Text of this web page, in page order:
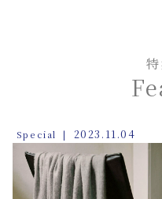
Special 2023.11.04